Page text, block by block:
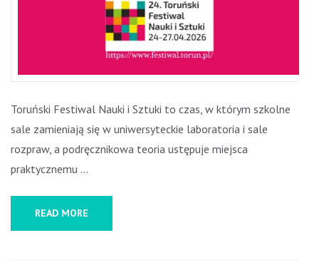
Toruński Festiwal Nauki i Sztuki to czas, w którym szkolne
sale zamieniają się w uniwersyteckie laboratoria i sale
rozpraw, a podręcznikowa teoria ustępuje miejsca
praktycznemu …
READ MORE